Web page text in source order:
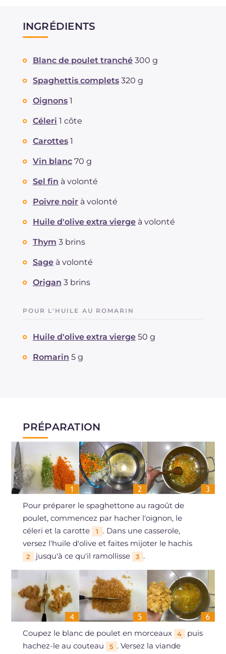
INGRÉDIENTS
Blanc de poulet tranché 300 g
Spaghettis complets 320 g
Oignons 1
Céleri 1 côte
Carottes 1
Vin blanc 70 g
Sel fin à volonté
Poivre noir à volonté
Huile d'olive extra vierge à volonté
Thym 3 brins
Sage à volonté
Origan 3 brins
POUR L'HUILE AU ROMARIN
Huile d'olive extra vierge 50 g
Romarin 5 g
PRÉPARATION
Pour préparer le spaghettone au ragoût de
poulet, commencez par hacher l'oignon, le
céleri et la carotte
1
. Dans une casserole,
versez l'huile d'olive et faites mijoter le hachis
2 jusqu'à ce qu'il ramollisse 3 .
Coupez le blanc de poulet en morceaux 4
puis
hachez-le au couteau
5 . Versez la viande